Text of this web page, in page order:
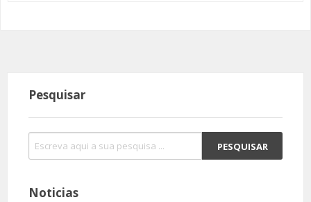
Pesquisar
Noticias